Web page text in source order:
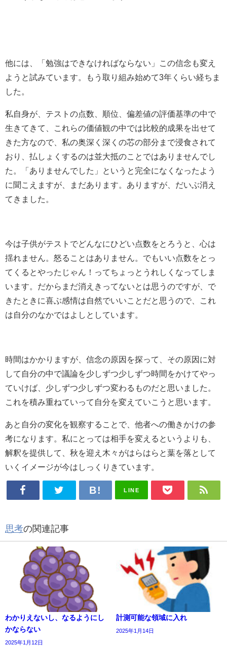
他には、「勉強はできなければならない」この信念も変え
ようと試みています。もう取り組み始めて3年くらい経ちま
した。
私自身が、テストの点数、順位、偏差値の評価基準の中で
生きてきて、これらの価値観の中では比較的成果を出せて
きた方なので、私の奥深く深くの芯の部分まで浸食されて
おり、払しょくするのは並大抵のことではありませんでし
た。「ありませんでした」というと完全になくなったよう
に聞こえますが、まだあります。ありますが、だいぶ消え
てきました。
今は子供がテストでどんなにひどい点数をとろうと、心は
揺れません。怒ることはありません。でもいい点数をとっ
てくるとやったじゃん！ってちょっとうれしくなってしま
います。だからまだ消えきってないとは思うのですが、で
きたときに喜ぶ感情は自然でいいことだと思うので、これ
は自分のなかではよしとしています。
時間はかかりますが、信念の原因を探って、その原因に対
して自分の中で議論を少しずつ少しずつ時間をかけてやっ
ていけば、少しずつ少しずつ変わるものだと思いました。
これを積み重ねていって自分を変えていこうと思います。
あと自分の変化を観察することで、他者への働きかけの参
考になります。私にとっては相手を変えるというよりも、
解釈を提供して、秋を迎え木々がはらはらと葉を落として
いくイメージが今はしっくりきています。
LINE
思考の関連記事
わかりえないし、なるようにし
かならない
2025年1月12日
計測可能な領域に入れ
2025年1月14日